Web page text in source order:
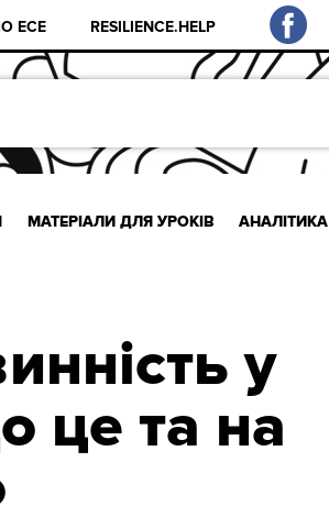
ЕСЕ RESILIENCE.HELP
МАТЕРІАЛИ ДЛЯ УРОКІВ АНАЛІТИКА
у
це та на